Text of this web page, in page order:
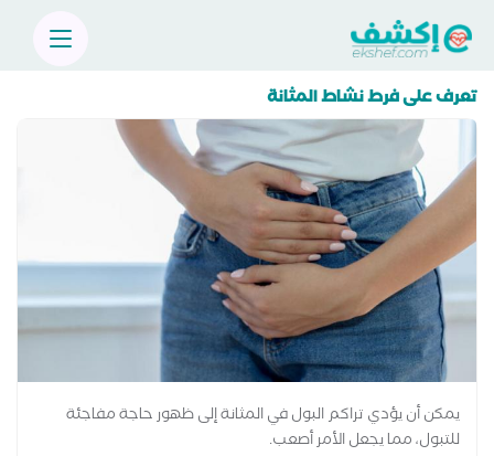
تعرف على فرط نشاط المثانة
يمكن أن يؤدي تراكم البول في المثانة إلى ظهور حاجة مفاجئة
للتبول، مما يجعل الأمر أصعب.